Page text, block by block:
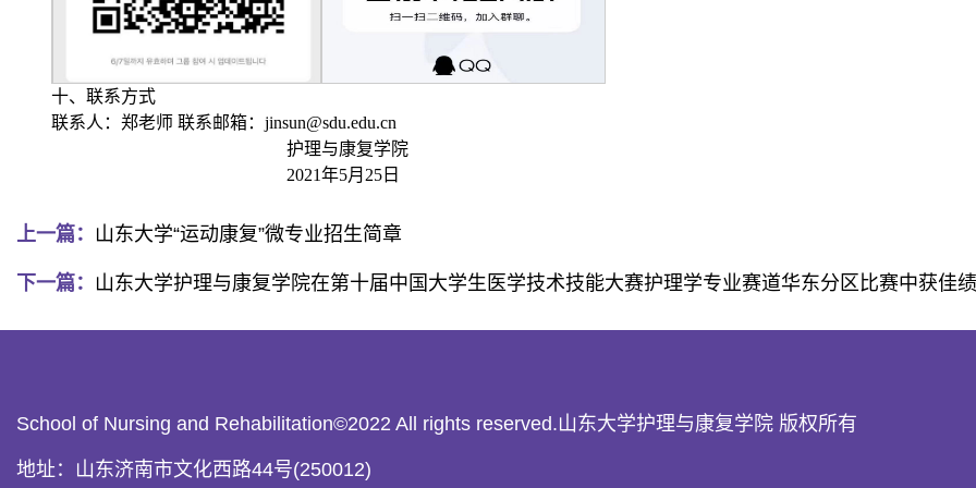
十、联系方式
联系人：郑老师 联系邮箱：jinsun@sdu.edu.cn
护理与康复学院
2021年5月25日
上一篇： 山东大学“运动康复”微专业招生简章
下一篇： 山东大学护理与康复学院在第十届中国大学生医学技术技能大赛护理学专业赛道华东分区比赛中获佳绩
School of Nursing and Rehabilitation©2022 All rights reserved.山东大学护理与康复学院 版权所有
地址：山东济南市文化西路44号(250012)